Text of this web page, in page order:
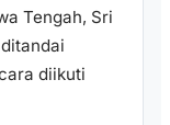
Tengah, Sri
diikuti